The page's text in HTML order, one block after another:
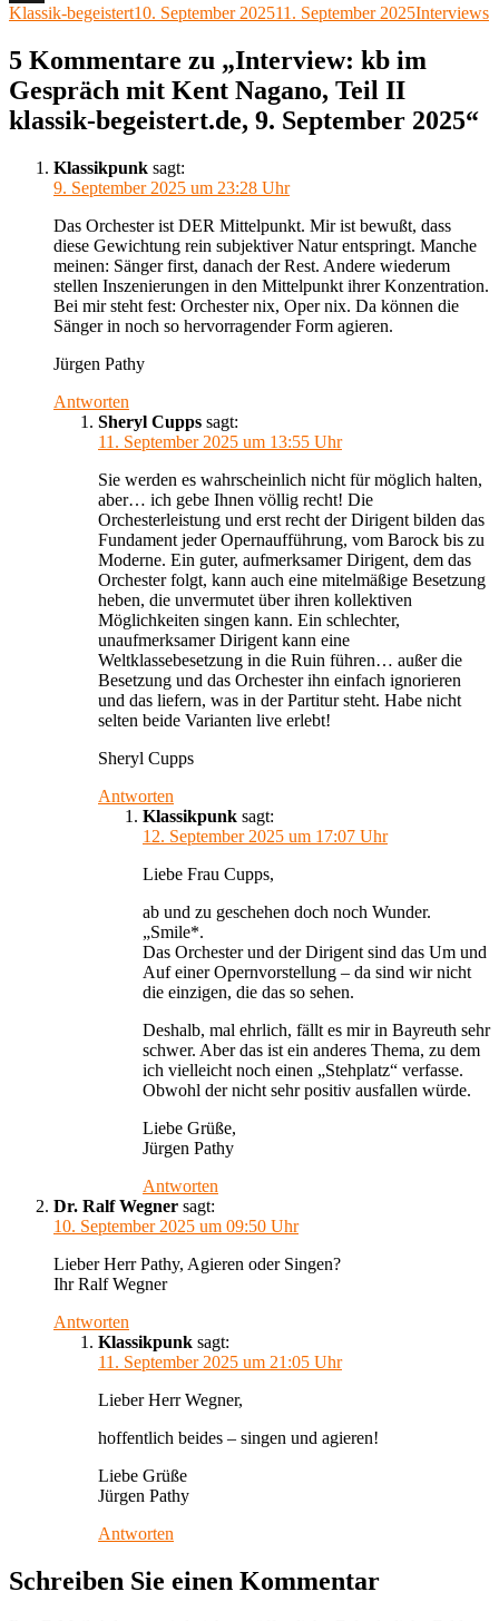
X
Autor
Klassik-begeistertVeröffentlicht
10. September 202511. September 2025Kategorien
Interviews
5 Kommentare zu „Interview: kb im
Gespräch mit Kent Nagano, Teil II
klassik-begeistert.de, 9. September 2025“
Klassikpunk sagt:
9. September 2025 um 23:28 Uhr
Das Orchester ist DER Mittelpunkt. Mir ist bewußt, dass
diese Gewichtung rein subjektiver Natur entspringt. Manche
meinen: Sänger first, danach der Rest. Andere wiederum
stellen Inszenierungen in den Mittelpunkt ihrer Konzentration.
Bei mir steht fest: Orchester nix, Oper nix. Da können die
Sänger in noch so hervorragender Form agieren.
Jürgen Pathy
Antworten
Sheryl Cupps sagt:
11. September 2025 um 13:55 Uhr
Sie werden es wahrscheinlich nicht für möglich halten,
aber… ich gebe Ihnen völlig recht! Die
Orchesterleistung und erst recht der Dirigent bilden das
Fundament jeder Opernaufführung, vom Barock bis zu
Moderne. Ein guter, aufmerksamer Dirigent, dem das
Orchester folgt, kann auch eine mitelmäßige Besetzung
heben, die unvermutet über ihren kollektiven
Möglichkeiten singen kann. Ein schlechter,
unaufmerksamer Dirigent kann eine
Weltklassebesetzung in die Ruin führen… außer die
Besetzung und das Orchester ihn einfach ignorieren
und das liefern, was in der Partitur steht. Habe nicht
selten beide Varianten live erlebt!
Sheryl Cupps
Antworten
Klassikpunk sagt:
12. September 2025 um 17:07 Uhr
Liebe Frau Cupps,
ab und zu geschehen doch noch Wunder.
„Smile*.
Das Orchester und der Dirigent sind das Um und
Auf einer Opernvorstellung – da sind wir nicht
die einzigen, die das so sehen.
Deshalb, mal ehrlich, fällt es mir in Bayreuth sehr
schwer. Aber das ist ein anderes Thema, zu dem
ich vielleicht noch einen „Stehplatz“ verfasse.
Obwohl der nicht sehr positiv ausfallen würde.
Liebe Grüße,
Jürgen Pathy
Antworten
Dr. Ralf Wegner sagt:
10. September 2025 um 09:50 Uhr
Lieber Herr Pathy, Agieren oder Singen?
Ihr Ralf Wegner
Antworten
Klassikpunk sagt:
11. September 2025 um 21:05 Uhr
Lieber Herr Wegner,
hoffentlich beides – singen und agieren!
Liebe Grüße
Jürgen Pathy
Antworten
Schreiben Sie einen Kommentar